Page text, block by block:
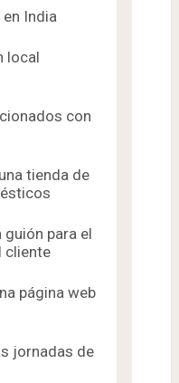
India
local
con
tienda de
guión para el
cliente
página web
jornadas de